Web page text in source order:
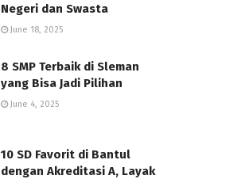
Negeri dan Swasta
June 18, 2025
8 SMP Terbaik di Sleman
yang Bisa Jadi Pilihan
June 4, 2025
10 SD Favorit di Bantul
dengan Akreditasi A, Layak